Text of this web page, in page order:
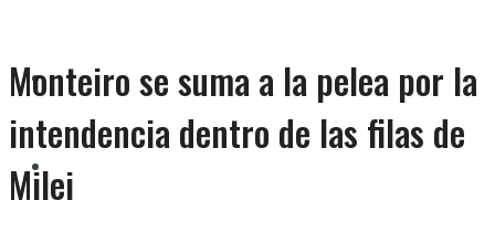
Lanús
Monteiro se suma a la pelea por la
intendencia dentro de las filas de
Milei